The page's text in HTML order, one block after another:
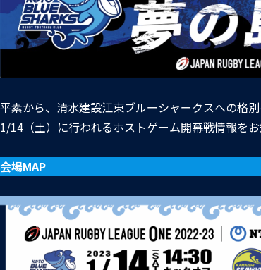
平素から、清水建設江東ブルーシャークスへの格
1/14（土）に行われるホストゲーム開幕戦情報をお
会場MAP